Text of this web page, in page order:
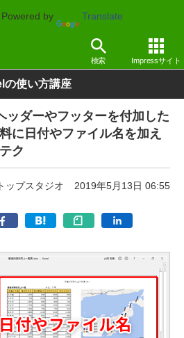
Powered by Translate
検索 Impressサイト
ント Windows
の使い方講座
ッダーやフッターを付加した
に日付やファイル名を加え
ク
トップスタジオ 2019年5月13日 06:55